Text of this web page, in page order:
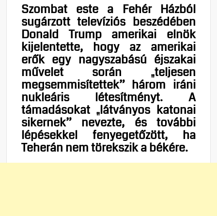
Szombat este a Fehér Házból
sugárzott televíziós beszédében
Donald Trump amerikai elnök
kijelentette, hogy az amerikai
erők egy nagyszabású éjszakai
művelet során „teljesen
megsemmisítettek” három iráni
nukleáris létesítményt. A
támadásokat „látványos katonai
sikernek” nevezte, és további
lépésekkel fenyegetőzött, ha
Teherán nem törekszik a békére.